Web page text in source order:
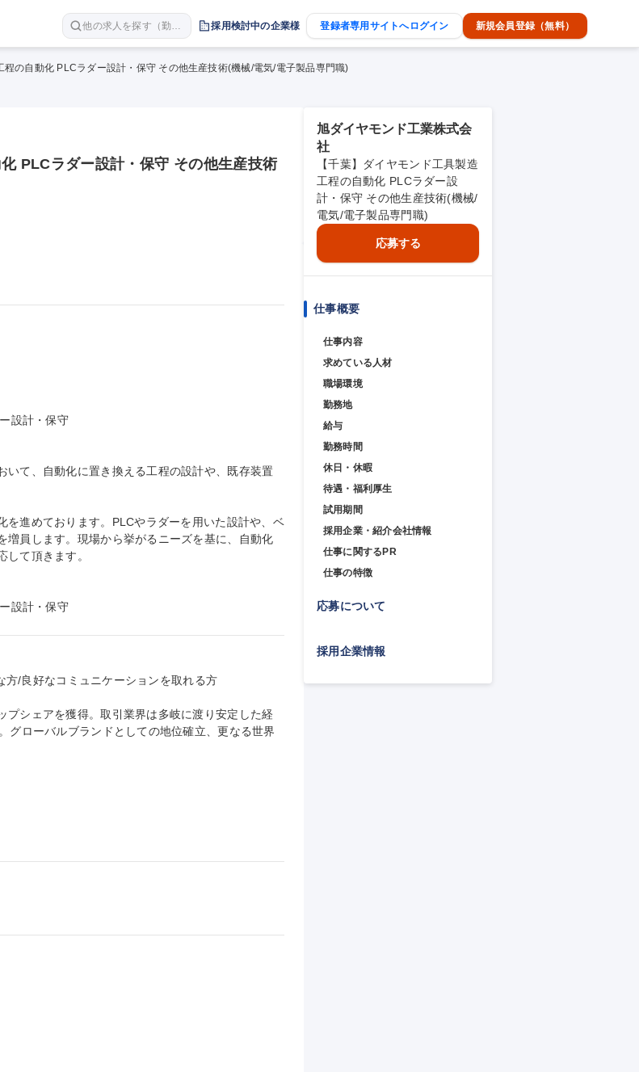
他の求人を探す（勤務
地 職種 年収など）
採用検討中の企業様 登録者専用サイトへログイン 新規会員登録（無料）
の自動化 PLCラダー設計・保守 その他生産技術(機械/電気/電子製品専門職)
PLCラダー設計・保守 その他生産技術
設計・保守
て、自動化に置き換える工程の設計や、既存装置
を進めております。PLCやラダーを用いた設計や、ベ
増員します。現場から挙がるニーズを基に、自動化
て頂きます。
設計・保守
方/良好なコミュニケーションを取れる方
プシェアを獲得。取引業界は多岐に渡り安定した経
グローバルブランドとしての地位確立、更なる世界
旭ダイヤモンド工業株式会
社
【千葉】ダイヤモンド工具製造
工程の自動化 PLCラダー設
計・保守 その他生産技術(機械/
電気/電子製品専門職)
応募する
仕事概要
仕事内容
求めている人材
職場環境
勤務地
給与
勤務時間
休日・休暇
待遇・福利厚生
試用期間
採用企業・紹介会社情報
仕事に関するPR
仕事の特徴
応募について
採用企業情報